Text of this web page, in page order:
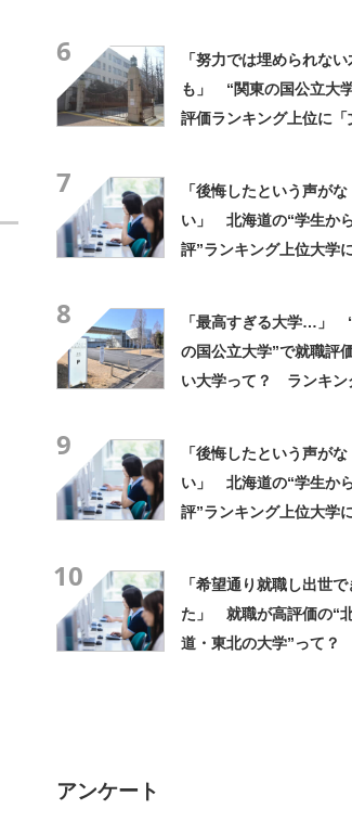
6
「努力では埋められな
も」 “関東の国公立大
評価ランキング上位に「
7
「後悔したという声がな
い」 北海道の“学生か
評”ランキング上位大学
8
「最高すぎる大学…」
の国公立大学”で就職評
い大学って？ ランキン
9
「後悔したという声がな
い」 北海道の“学生か
評”ランキング上位大学
10
「希望通り就職し出世で
た」 就職が高評価の“
道・東北の大学”って？
アンケート